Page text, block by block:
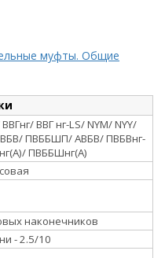
муфты. Общие
ВВГ нг-LS/ NYM/ NYY/
ПВББШП/ АВБВ/ ПВБВнг-
ПВББШнг(А)
наконечников
- 2.5/10